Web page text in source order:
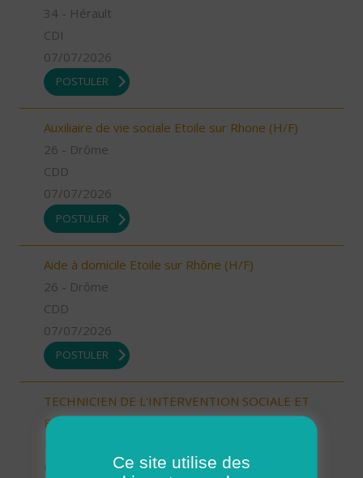
34 - Hérault
CDI
07/07/2026
POSTULER
Auxiliaire de vie sociale Etoile sur Rhone (H/F)
26 - Drôme
CDD
07/07/2026
POSTULER
Aide à domicile Etoile sur Rhône (H/F)
26 - Drôme
CDD
07/07/2026
POSTULER
TECHNICIEN DE L'INTERVENTION SOCIALE ET
FAMILIALE - AURILLAC (15000) (H/F)
Ce site utilise des